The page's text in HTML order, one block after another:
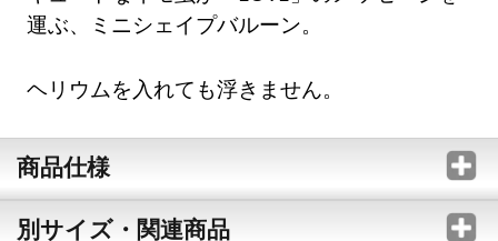
運ぶ、ミニシェイプバルーン。
ヘリウムを入れても浮きません。
商品仕様
別サイズ・関連商品